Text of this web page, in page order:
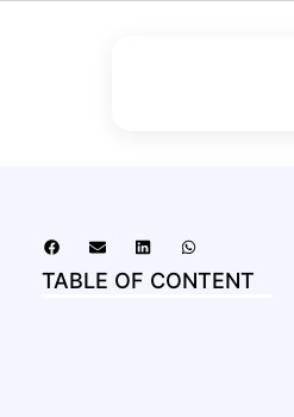
TABLE OF CONTENT